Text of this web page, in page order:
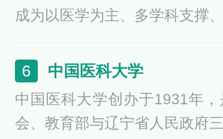
成为以医学为主、多学科支撑
贵州省人民政府共建高校、国
建设工程高校、国家首批卓越
试点高校、国家首批临床医学
养模式改革试点高校。
6 中国医科大学
中国医科大学创办于1931年
会、教育部与辽宁省人民政府